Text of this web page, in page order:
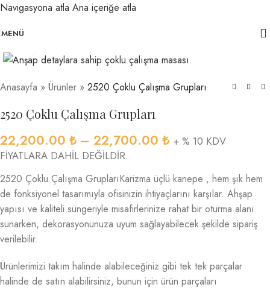
Navigasyona atla Ana içeriğe atla
MENÜ
Anasayfa » Ürünler » 2520 Çoklu Çalışma Grupları
2520 Çoklu Çalışma Grupları
22,200.00 ₺ – 22,700.00 ₺ + % 10 KDV
FİYATLARA DAHİL DEĞİLDİR..
2520 Çoklu Çalışma GruplarıKarizma üçlü kanepe , hem şık hem
de fonksiyonel tasarımıyla ofisinizin ihtiyaçlarını karşılar. Ahşap
yapısı ve kaliteli süngeriyle misafirlerinize rahat bir oturma alanı
sunarken, dekorasyonunuza uyum sağlayabilecek şekilde sipariş
verilebilir.
Ürünlerimizi takım halinde alabileceğiniz gibi tek tek parçalar
halinde de satın alabilirsiniz, bunun için ürün parçaları